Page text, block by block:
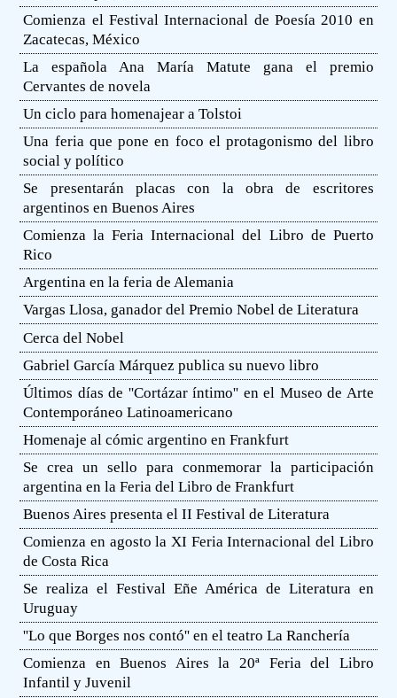
Comienza el Festival Internacional de Poesía 2010 en
Zacatecas, México
La española Ana María Matute gana el premio
Cervantes de novela
Un ciclo para homenajear a Tolstoi
Una feria que pone en foco el protagonismo del libro
social y político
Se presentarán placas con la obra de escritores
argentinos en Buenos Aires
Comienza la Feria Internacional del Libro de Puerto
Rico
Argentina en la feria de Alemania
Vargas Llosa, ganador del Premio Nobel de Literatura
Cerca del Nobel
Gabriel García Márquez publica su nuevo libro
Últimos días de ''Cortázar íntimo'' en el Museo de Arte
Contemporáneo Latinoamericano
Homenaje al cómic argentino en Frankfurt
Se crea un sello para conmemorar la participación
argentina en la Feria del Libro de Frankfurt
Buenos Aires presenta el II Festival de Literatura
Comienza en agosto la XI Feria Internacional del Libro
de Costa Rica
Se realiza el Festival Eñe América de Literatura en
Uruguay
''Lo que Borges nos contó'' en el teatro La Ranchería
Comienza en Buenos Aires la 20ª Feria del Libro
Infantil y Juvenil